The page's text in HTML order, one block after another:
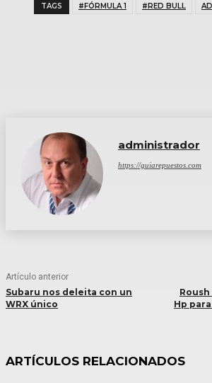
TAGS #FÓRMULA 1 #RED BULL
administrador
https://guiarepuestos.com
Artículo anterior
Subaru nos deleita con un
WRX único
Hp
ARTÍCULOS RELACIONADOS